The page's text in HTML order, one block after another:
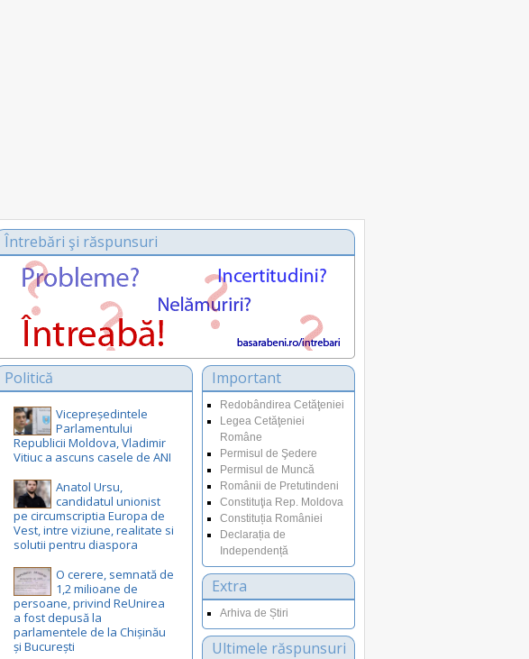
Întrebări şi răspunsuri
Important
Redobândirea Cetăţeniei
Legea Cetăţeniei
Române
Permisul de Şedere
Permisul de Muncă
Românii de Pretutindeni
Constituţia Rep. Moldova
Constituția României
Declarația de
Independență
Extra
Arhiva de Știri
Ultimele răspunsuri
Politică
Vicepreședintele
Parlamentului
Republicii Moldova, Vladimir
Vitiuc a ascuns casele de ANI
Anatol Ursu,
candidatul unionist
pe circumscriptia Europa de
Vest, intre viziune, realitate si
solutii pentru diaspora
O cerere, semnată de
1,2 milioane de
persoane, privind ReUnirea
a fost depusă la
parlamentele de la Chișinău
și București